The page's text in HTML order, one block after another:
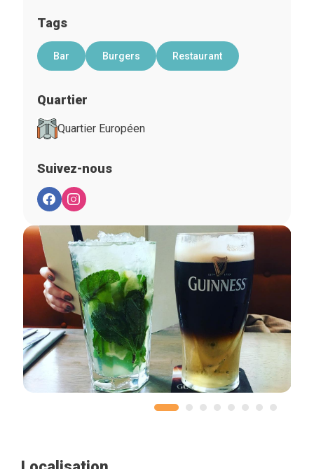
Tags
Bar Burgers Restaurant
Quartier
Quartier Européen
Suivez-nous